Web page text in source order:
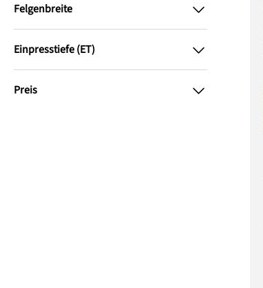
Felgenbreite
Einpresstiefe (ET)
Preis